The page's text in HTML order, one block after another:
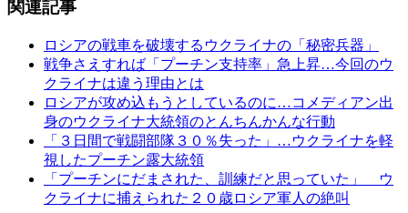
関連記事
ロシアの戦車を破壊するウクライナの「秘密兵器」
戦争さえすれば「プーチン支持率」急上昇…今回のウ
クライナは違う理由とは
ロシアが攻め込もうとしているのに…コメディアン出
身のウクライナ大統領のとんちんかんな行動
「３日間で戦闘部隊３０％失った」…ウクライナを軽
視したプーチン露大統領
「プーチンにだまされた、訓練だと思っていた」 ウ
クライナに捕えられた２０歳ロシア軍人の絶叫